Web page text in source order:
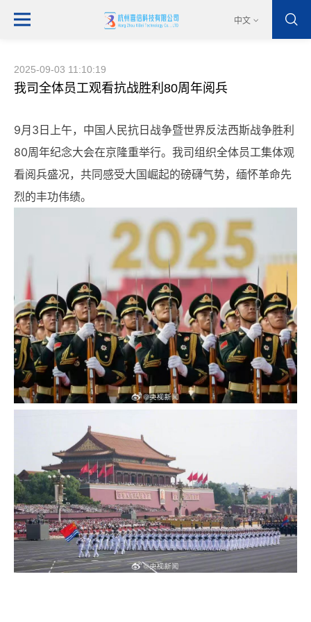
中文
2025-09-03 11:10:19
我司全体员工观看抗战胜利80周年阅兵
9月3日上午，中国人民抗日战争暨世界反法西斯战争胜利
80周年纪念大会在京隆重举行。我司组织全体员工集体观
看阅兵盛况，共同感受大国崛起的磅礴气势，缅怀革命先
烈的丰功伟绩。